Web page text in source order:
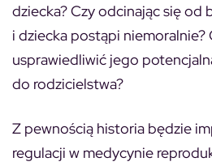
dziecka? Czy odcinając się od
i dziecka postąpi niemoralnie?
usprawiedliwić jego
do rodzicielstwa?
Z pewnością historia będzie
regulacji w medycynie